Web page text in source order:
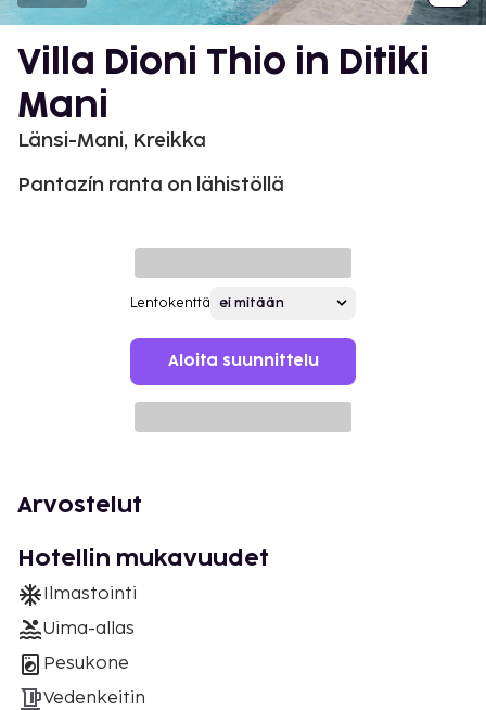
Villa Dioni Thio in Ditiki
Mani
Länsi-Mani, Kreikka
Pantazín ranta on lähistöllä
Lentokenttä
Aloita suunnittelu
Arvostelut
Hotellin mukavuudet
Ilmastointi
Uima-allas
Pesukone
Vedenkeitin